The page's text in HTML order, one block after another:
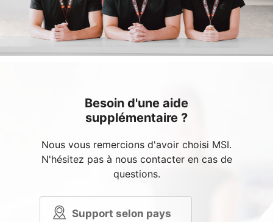
Besoin d'une aide
supplémentaire ?
Nous vous remercions d'avoir choisi MSI.
N'hésitez pas à nous contacter en cas de
questions.
Support selon pays